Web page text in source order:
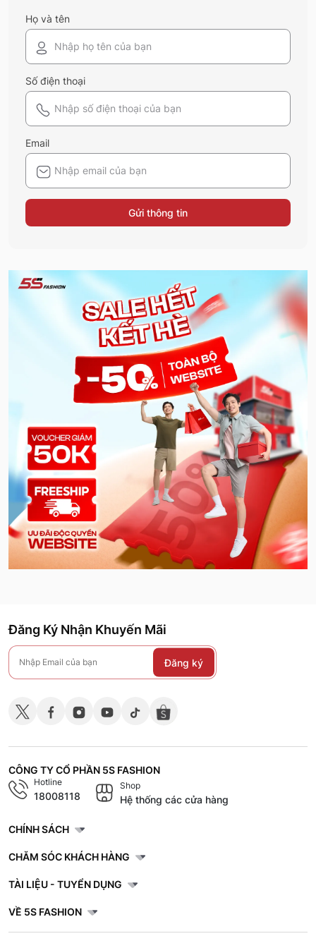
Họ và tên
Số điện thoại
Email
Gửi thông tin
Đăng Ký Nhận Khuyến Mãi
Đăng ký
CÔNG TY CỔ PHẦN 5S FASHION
Hotline
18008118
Shop
Hệ thống các cửa hàng
CHÍNH SÁCH
CHĂM SÓC KHÁCH HÀNG
TÀI LIỆU - TUYỂN DỤNG
VỀ 5S FASHION